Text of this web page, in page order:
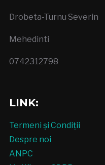
Drobeta-Turnu Severin
Mehedinti
0742312798
LINK:
Termeni și Condiții
Despre noi
ANPC